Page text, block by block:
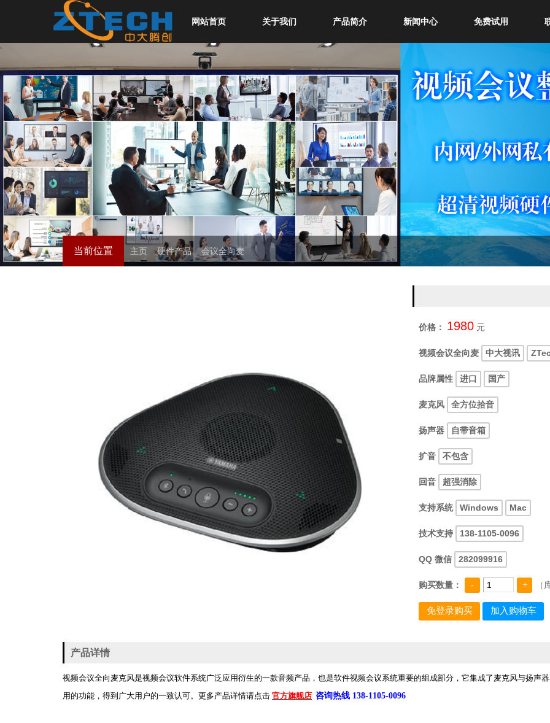
网站首页 关于我们 产品简介 新闻中心 免费试用
当前位置 主页 >硬件产品>会议全向麦
价格： 1980 元
视频会议全向麦 中大视讯
品牌属性 进口 国产
麦克风 全方位拾音
扬声器 自带音箱
扩音 不包含
回音 超强消除
支持系统 Windows Mac
技术支持 138-1105-0096
QQ 微信 282099916
购买数量： （
产品详情
视频会议全向麦克风是视频会议软件系统广泛应用衍生的一款音频产品，也是软件视频会议系统重要的组成部分，它集成了麦克风与扬声
用的功能，得到广大用户的一致认可。更多产品详情请点击 官方旗舰店 咨询热线 138-1105-0096